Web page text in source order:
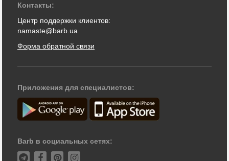
Контакты:
Центр поддержки клиентов:
namaste@barb.ua
Форма обратной связи
Приложения для специалистов:
Barb в социальных сетях: